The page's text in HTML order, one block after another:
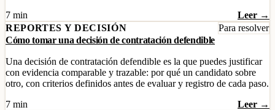
7 min
Leer →
REPORTES Y DECISIÓN
Para resolver
Cómo tomar una decisión de contratación defendible
Una decisión de contratación defendible es la que puedes justificar
con evidencia comparable y trazable: por qué un candidato sobre
otro, con criterios definidos antes de evaluar y registro de cada paso.
7 min
Leer →